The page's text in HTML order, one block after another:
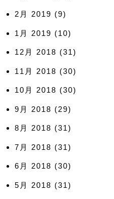
2月 2019 (9)
1月 2019 (10)
12月 2018 (31)
11月 2018 (30)
10月 2018 (30)
9月 2018 (29)
8月 2018 (31)
7月 2018 (31)
6月 2018 (30)
5月 2018 (31)